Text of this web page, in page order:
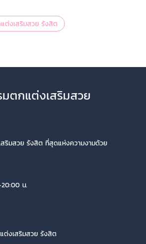
ต่งเสริมสวย รังสิต
ตกแต่งเสริมสวย
ริมสวย รังสิต ที่สุดแห่งความงามด้วย
20:00 น.
งเสริมสวย รังสิต